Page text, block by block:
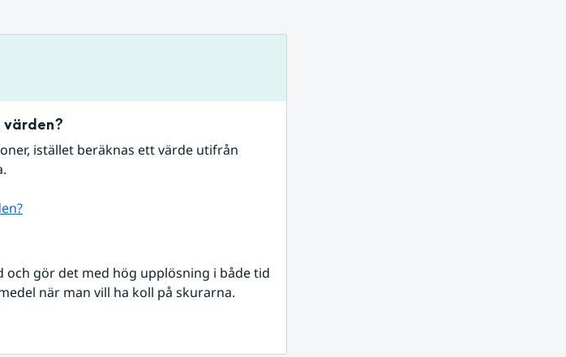
istället beräknas ett värde utifrån
och gör det med hög upplösning i både tid
när man vill ha koll på skurarna.